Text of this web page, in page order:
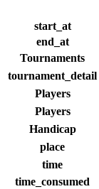
start_at
end_at
Tournaments
tournament_detail
Players
Players
Handicap
place
time
time_consumed